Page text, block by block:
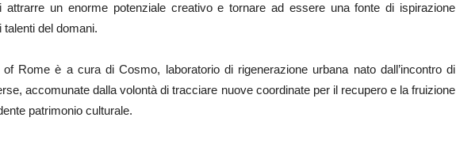
attrarre un enorme potenziale creativo e tornare ad essere una fonte di ispirazione
talenti del domani.
of Rome è a cura di Cosmo, laboratorio di rigenerazione urbana nato dall’incontro di
accomunate dalla volontà di tracciare nuove coordinate per il recupero e la fruizione
patrimonio culturale.